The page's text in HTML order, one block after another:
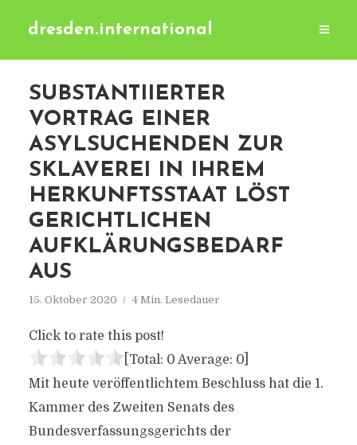
dresden.international
SUBSTANTIIERTER
VORTRAG EINER
ASYLSUCHENDEN ZUR
SKLAVEREI IN IHREM
HERKUNFTSSTAAT LÖST
GERICHTLICHEN
AUFKLÄRUNGSBEDARF
AUS
15. Oktober 2020 4 Min. Lesedauer
Click to rate this post!
[Total: 0 Average: 0]
Mit heute veröffentlichtem Beschluss hat die 1.
Kammer des Zweiten Senats des
Bundesverfassungsgerichts der